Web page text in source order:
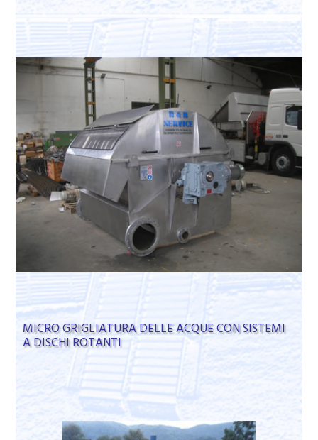
MICRO GRIGLIATURA DELLE ACQUE CON SISTEMI
A DISCHI ROTANTI